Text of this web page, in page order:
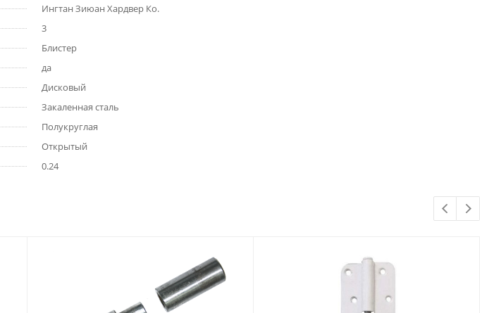
Ингтан Зиюан Хардвер Ко.
3
Блистер
да
Дисковый
Закаленная сталь
Полукруглая
Открытый
0.24